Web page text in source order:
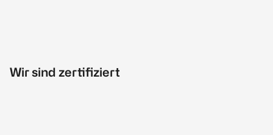
Wir sind zertifiziert